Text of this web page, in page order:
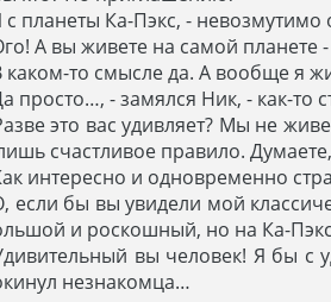
с планеты Ка-Пэкс, - невозмутимо
А вы живете на самой планете
каком-то смысле да. А вообще я
просто…, - замялся Ник, - как-то
это вас удивляет? Мы не
счастливое правило.
интересно и одновременно
если бы вы увидели мой
и роскошный, но на Ка-
вы человек! Я бы с
незнакомца…